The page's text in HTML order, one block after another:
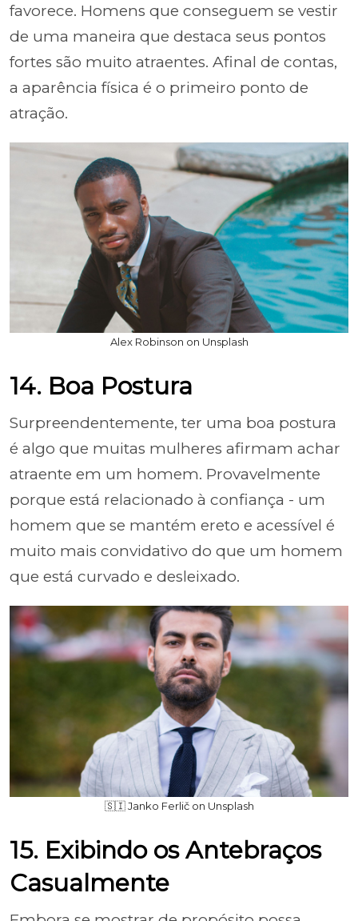
favorece. Homens que conseguem se vestir
de uma maneira que destaca seus pontos
fortes são muito atraentes. Afinal de contas,
a aparência física é o primeiro ponto de
atração.
Alex Robinson on Unsplash
14. Boa Postura
Surpreendentemente, ter uma boa postura
é algo que muitas mulheres afirmam achar
atraente em um homem. Provavelmente
porque está relacionado à confiança - um
homem que se mantém ereto e acessível é
muito mais convidativo do que um homem
que está curvado e desleixado.
🇸🇮 Janko Ferlič on Unsplash
15. Exibindo os Antebraços
Casualmente